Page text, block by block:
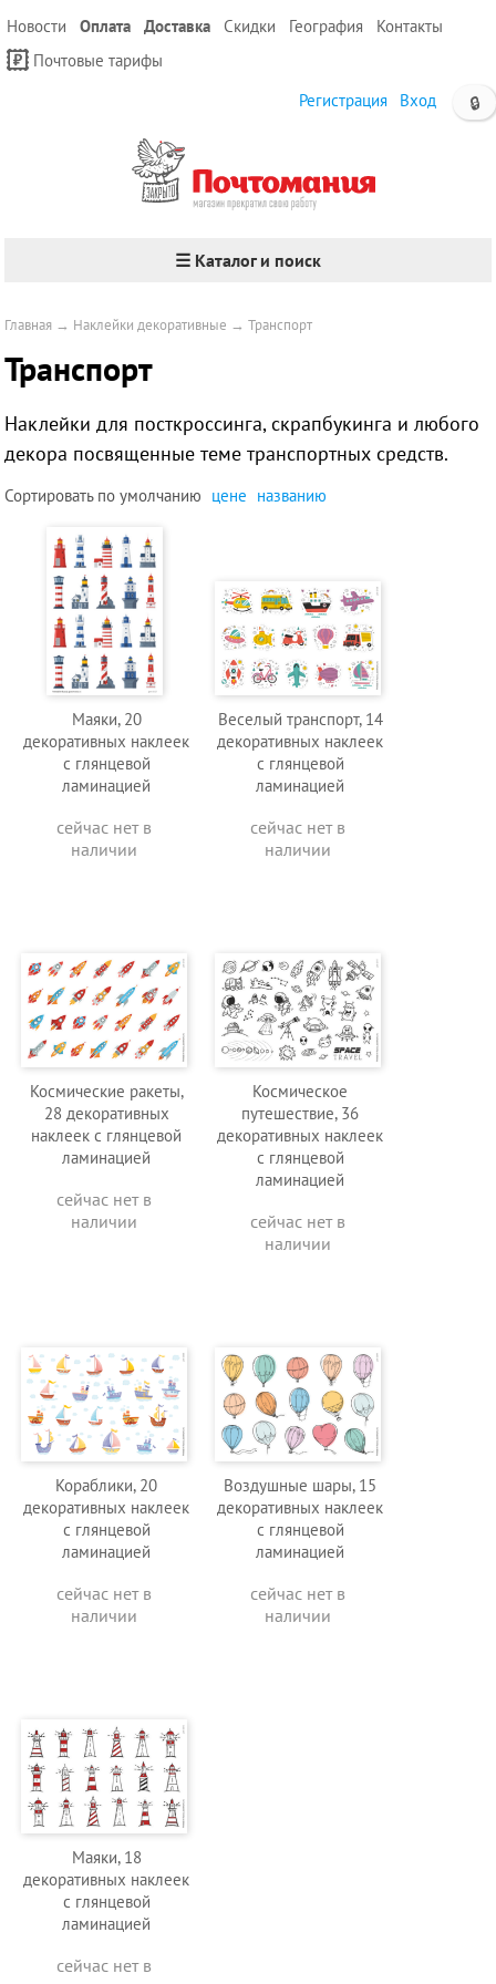
Новости Оплата Доставка Скидки География
Контакты
Почтовые тарифы
🔒
Регистрация Вход
☰ Каталог и поиск
Главная → Наклейки декоративные →Транспорт
Транспорт
Наклейки для посткроссинга, скрапбукинга и любого
декора посвященные теме транспортных средств.
Сортировать поумолчанию цене названию
Маяки, 20
декоративных наклеек
с глянцевой
ламинацией
сейчас нет в
наличии
Веселый транспорт, 14
декоративных наклеек
с глянцевой
ламинацией
сейчас нет в
наличии
Космические ракеты,
28 декоративных
наклеек с глянцевой
ламинацией
сейчас нет в
наличии
Космическое
путешествие, 36
декоративных наклеек
с глянцевой
ламинацией
сейчас нет в
наличии
Кораблики, 20
декоративных наклеек
с глянцевой
ламинацией
сейчас нет в
наличии
Воздушные шары, 15
декоративных наклеек
с глянцевой
ламинацией
сейчас нет в
наличии
Маяки, 18
декоративных наклеек
с глянцевой
ламинацией
сейчас нет в